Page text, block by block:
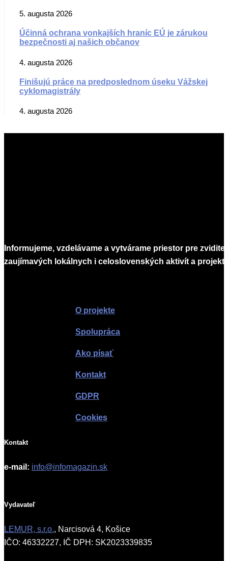
5. augusta 2026
Účinná ochrana vonkajších hraníc EÚ je zárukou
bezpečnosti aj našich občanov
4. augusta 2026
Finišujú práce na predposlednom úseku Vážskej
cyklomagistrály
4. augusta 2026
Informujeme, vzdelávame a vytvárame priestor pre
zaujímavých lokálnych i celoslovenských aktivít a
O projekte
Spolupráca
Ako písať
Kontakt
GDPR
Cookies
Kontakt
e-mail: info@infomagazin.sk
Vydavateľ
LEMUR, s.r.o., Narcisová 4, Košice
IČO: 46332227, IČ DPH: SK2023339835